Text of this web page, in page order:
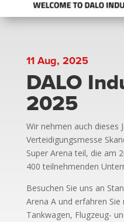
11 Aug, 2025
DALO
2025
Wir nehmen auch dieses
Verteidigungsmesse
Super Arena teil, die am
400 teilnehmenden
Besuchen Sie uns an
Arena A und erfahren
Tankwagen, Flugzeug-